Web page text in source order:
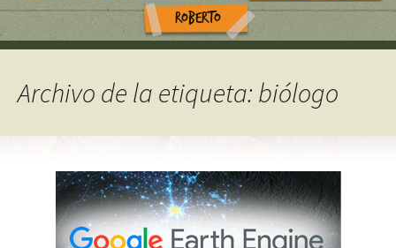
ROBERTO
Archivo de la etiqueta: biólogo